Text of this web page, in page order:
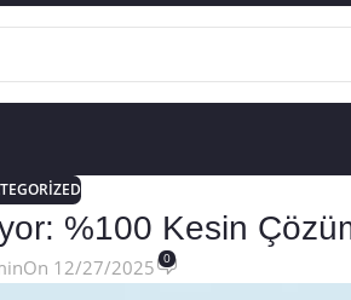
%100 Kesin
On 12/27/2025 0